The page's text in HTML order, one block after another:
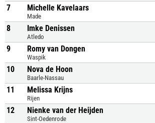
7 Michelle Kavelaars
Made
8 Imke Denissen
Atledo
9 Romy van Dongen
Waspik
10 Nova de Hoon
Baarle-Nassau
11 Melissa Krijns
Rijen
12 Nienke van der Heijden
Sint-Oedenrode